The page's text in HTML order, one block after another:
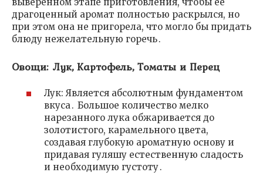
драгоценный аромат полностью раскрылся, но
при этом она не пригорела, что могло бы придать
блюду нежелательную горечь․
Овощи: Лук, Картофель, Томаты и Перец
Лук: Является абсолютным фундаментом
вкуса․ Большое количество мелко
нарезанного лука обжаривается до
золотистого, карамельного цвета,
создавая глубокую ароматную основу и
придавая гуляшу естественную сладость
и необходимую густоту․